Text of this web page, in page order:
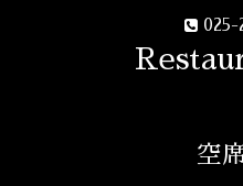
025-
空